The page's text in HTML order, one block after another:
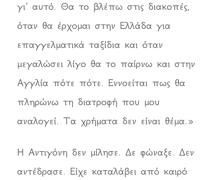
γι’ αυτό. Θα το βλέπω στις διακοπές,
όταν θα έρχομαι στην Ελλάδα για
επαγγελματικά ταξίδια και όταν
μεγαλώσει λίγο θα το παίρνω και στην
Αγγλία πότε πότε. Εννοείται πως θα
πληρώνω τη διατροφή που μου
αναλογεί. Τα χρήματα δεν είναι θέμα.»
Η Αντιγόνη δεν μίλησε. Δε φώναξε. Δεν
αντέδρασε. Είχε καταλάβει από καιρό